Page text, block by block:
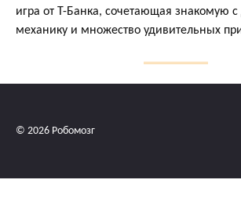
игра от Т-Банка, сочетающая знакомую с
механику и множество удивительных
© 2026 Робомозг